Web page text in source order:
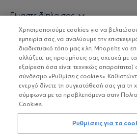
Τιμολογιακή Πολιτική
Δείτε τις πολιτικές μας
Βασικές Γνώσεις
Τα νέα μας
Χρήσιμοι σύνδεσμοι
Είμαστε δίπλα σας
H Eurobank Asset Management ΑΕΔΑΚ
Επενδυτική φιλοσοφία ESG
Πιστοποιημένα στελέχη και συνεργάτες
Αποστολή Βιογραφικών
ΟΙ ΟΣΕΚΑ ΔΕΝ ΕΧΟΥΝ ΕΓΓΥΗΜΕΝΗ
ΠΡΟΗΓΟΥΜΕΝΕΣ ΑΠΟΔΟΣΕΙΣ ΔΕΝ
ΜΕΛΛΟΝΤΙΚΕΣ
Copyright © Eurobank
Χρησιμοποιούμε cookies για να
εμπειρία σας, να αναλύουμε την
διαδικτυακό τόπο μας κ.λπ. Μπορείτε να
αλλάξετε τις προτιμήσεις σας σχετικά με
εξαίρεση όσα είναι τεχνικώς
σύνδεσμο «Ρυθμίσεις cookies».
ενεργό δίνετε τη συγκατάθεσή σας για τη
σύμφωνα με τα προβλεπόμενα στην
Cookies.
Ρυθμίσεις για τα